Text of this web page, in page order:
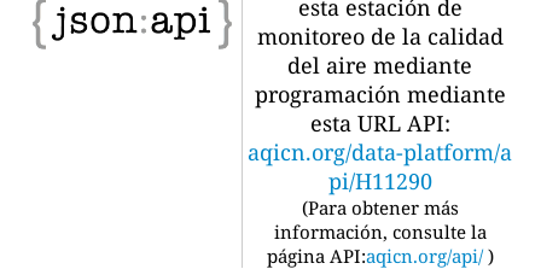
esta estación de
monitoreo de la calidad
del aire mediante
programación mediante
esta URL API:
aqicn.org/data-platform/a
pi/H11290
(Para obtener más
información, consulte la
página API:aqicn.org/api/ )